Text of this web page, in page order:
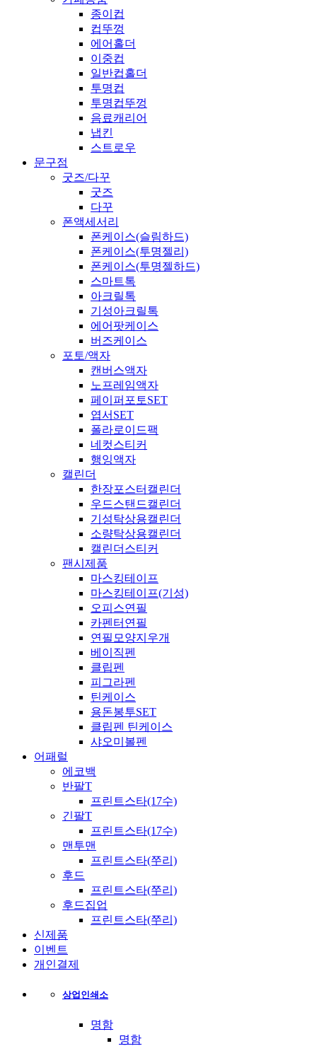
종이컵
컵뚜껑
에어홀더
이중컵
일반컵홀더
투명컵
투명컵뚜껑
음료캐리어
냅킨
스트로우
문구점
굿즈/다꾸
굿즈
다꾸
폰액세서리
폰케이스(슬림하드)
폰케이스(투명젤리)
폰케이스(투명젤하드)
스마트톡
아크릴톡
기성아크릴톡
에어팟케이스
버즈케이스
포토/액자
캔버스액자
노프레임액자
페이퍼포토SET
엽서SET
폴라로이드팩
네컷스티커
행잉액자
캘린더
한장포스터캘린더
우드스탠드캘린더
기성탁상용캘린더
소량탁상용캘린더
캘린더스티커
팬시제품
마스킹테이프
마스킹테이프(기성)
오피스연필
카펜터연필
연필모양지우개
베이직펜
클립펜
피그라펜
틴케이스
용돈봉투SET
클립펜 틴케이스
샤오미볼펜
어패럴
에코백
반팔T
프린트스타(17수)
긴팔T
프린트스타(17수)
맨투맨
프린트스타(쭈리)
후드
프린트스타(쭈리)
후드집업
프린트스타(쭈리)
신제품
이벤트
개인결제
상업인쇄소
명함
명함